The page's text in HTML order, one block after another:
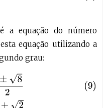
é a equação do número
equação utilizando a
grau:
=1+2δS